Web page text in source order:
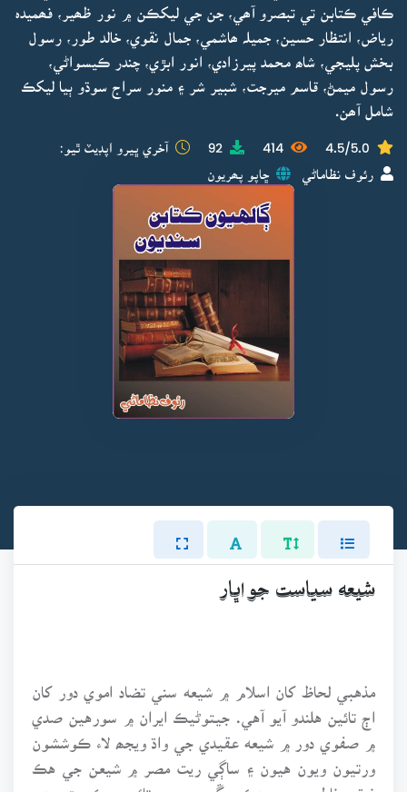
ڪافي ڪتابن تي تبصرو آھي، جن جي ليکڪن ۾ نور ظھير، فھميدہ
رياض، انتظار حسين، جميلہ ھاشمي، جمال نقوي، خالد طور، رسول
بخش پليجي، شاھ محمد پيرزادي، انور ابڙي، چندر ڪيسواڻي،
رسول ميمڻ، قاسم ميرجت، شبير شر ۽ منور سراج سوڌو ٻيا ليکڪ
شامل آھن.
4.5/5.0
414
92 آخري ڀيرو اپڊيٽ ٿيو:
رئوف نظاماڻي ڇاپو پھريون
شيعه سياست جو اڀار
مذهبي لحاظ کان اسلام ۾ شيعه سني تضاد اموي دور کان
اڄ تائين هلندو آيو آهي. جيتوڻيڪ ايران ۾ سورهين صدي
۾ صفوي دور ۾ شيعه عقيدي جي واڌ ويجھ لاء ڪوششون
ورتيون ويون هيون ۽ ساڳي ريت مصر ۾ شيعن جي هڪ
فرقي فاطمين جي هڪ چڱي عرصي تائين حڪومت رهي